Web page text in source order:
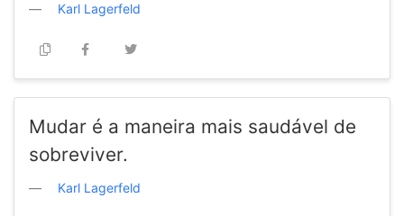
Karl Lagerfeld
Mudar é a maneira mais saudável de
sobreviver.
Karl Lagerfeld